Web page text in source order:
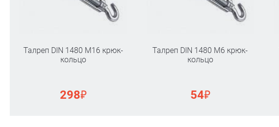
Талреп DIN 1480 М16 крюк-
кольцо
298₽
Талреп DIN 1480 М6 крюк-
кольцо
54₽